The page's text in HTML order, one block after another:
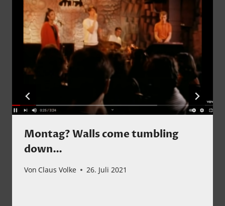
Montag? Walls come tumbling
down…
Von Claus Volke 26. Juli 2021